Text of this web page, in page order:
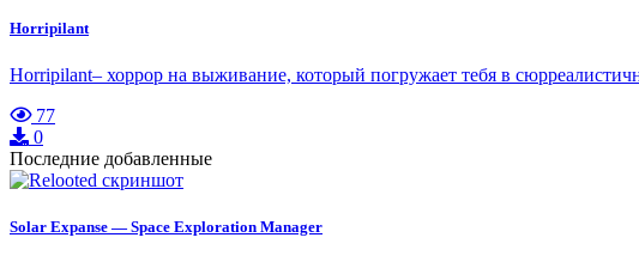
Horripilant
Horripilant– хоррор на выживание, который погружает тебя в
77
0
Последние добавленные
Solar Expanse — Space Exploration Manager